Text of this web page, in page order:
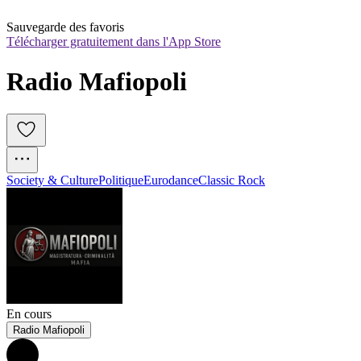
Sauvegarde des favoris
Télécharger gratuitement dans l'App Store
Radio Mafiopoli
Society & CulturePolitiqueEurodanceClassic Rock
En cours
Radio Mafiopoli